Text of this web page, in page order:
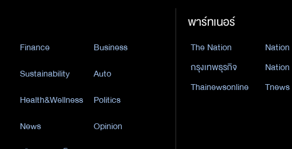
Finance
Business
Sustainability
Auto
Health&Wellness
Politics
News
Opinion
พาร์ทเนอร์
The Nation
กรุงเทพธุรกิจ
Nation
Thainewsonline
Tnews